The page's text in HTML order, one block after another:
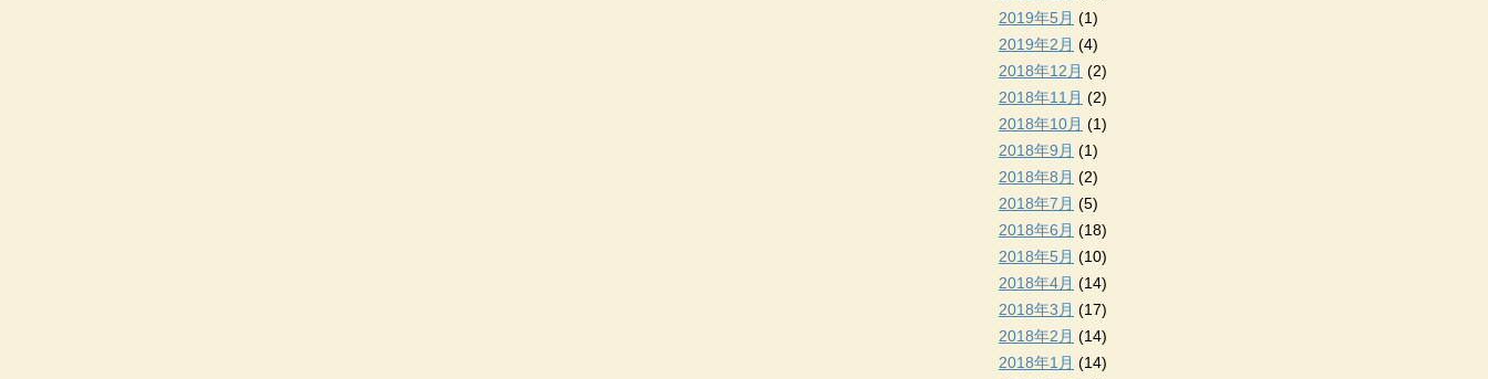
2019年5月 (1)
2019年2月 (4)
2018年12月 (2)
2018年11月 (2)
2018年10月 (1)
2018年9月 (1)
2018年8月 (2)
2018年7月 (5)
2018年6月 (18)
2018年5月 (10)
2018年4月 (14)
2018年3月 (17)
2018年2月 (14)
2018年1月 (14)